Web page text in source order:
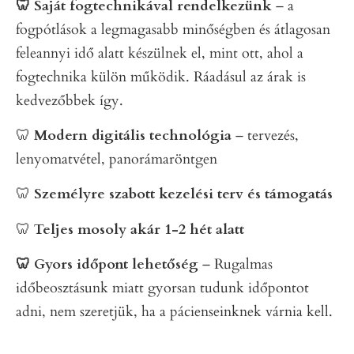
🦷 Saját fogtechnikával rendelkezünk – a
fogpótlások a legmagasabb minőségben és átlagosan
feleannyi idő alatt készülnek el, mint ott, ahol a
fogtechnika külön működik. Ráadásul az árak is
kedvezőbbek így.
🦷 Modern digitális technológia – tervezés,
lenyomatvétel, panorámaröntgen
🦷 Személyre szabott kezelési terv és támogatás
🦷 Teljes mosoly akár 1-2 hét alatt
🦷 Gyors időpont lehetőség – Rugalmas
időbeosztásunk miatt gyorsan tudunk időpontot
adni, nem szeretjük, ha a pácienseinknek várnia kell.